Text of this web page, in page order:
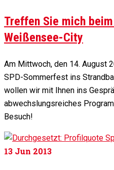
Treffen Sie mich
Weißensee-City
Am Mittwoch, den 14. August
SPD-Sommerfest ins
wollen wir mit Ihnen ins
abwechslungsreiches
Besuch!
13 Jun 2013